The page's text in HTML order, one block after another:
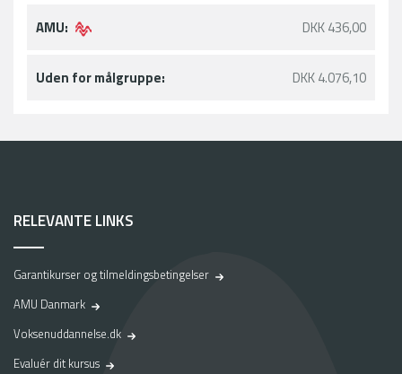
–
e
r
e
s
e
AMU: DKK 436,00
Uden for målgruppe: DKK 4.076,10
RELEVANTE LINKS
Garantikurser og tilmeldingsbetingelser
AMU Danmark
Voksenuddannelse.dk
Evaluér dit kursus